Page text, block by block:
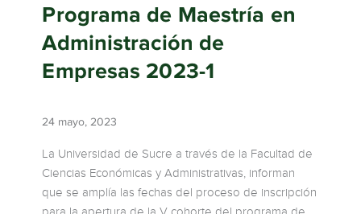
Programa de Maestría en
Administración de
Empresas 2023-1
24 mayo, 2023
La Universidad de Sucre a través de la Facultad de
Ciencias Económicas y Administrativas, informan
que se amplía las fechas del proceso de inscripción